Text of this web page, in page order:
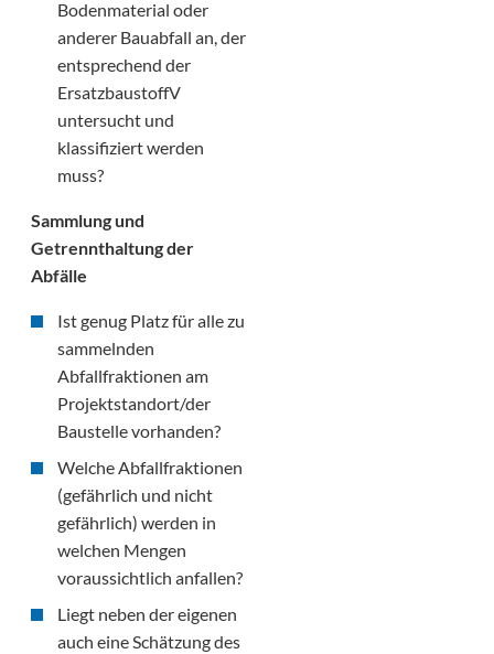
Bodenmaterial oder
anderer Bauabfall an, der
entsprechend der
ErsatzbaustoffV
untersucht und
klassifiziert werden
muss?
Sammlung und
Getrennthaltung der
Abfälle
Ist genug Platz für alle zu
sammelnden
Abfallfraktionen am
Projektstandort/der
Baustelle vorhanden?
Welche Abfallfraktionen
(gefährlich und nicht
gefährlich) werden in
welchen Mengen
voraussichtlich anfallen?
Liegt neben der eigenen
auch eine Schätzung des